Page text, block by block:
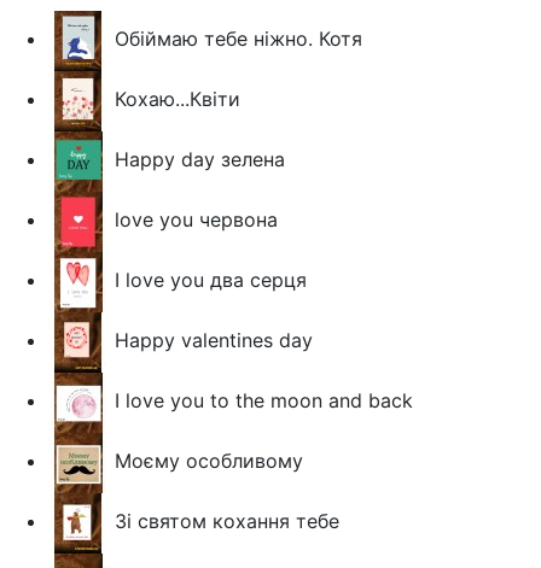
Обіймаю тебе ніжно. Котя
Кохаю...Квіти
Happy day зелена
love you червона
I love you два серця
Happy valentines day
I love you to the moon and back
Моєму особливому
Зі святом кохання тебе